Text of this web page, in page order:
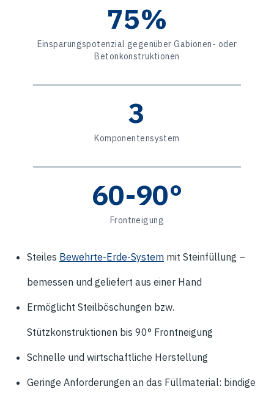
75%
Einsparungspotenzial gegenüber Gabionen- oder
Betonkonstruktionen
3
Komponentensystem
60-90°
Frontneigung
Steiles Bewehrte-Erde-System mit Steinfüllung –
bemessen und geliefert aus einer Hand
Ermöglicht Steilböschungen bzw.
Stützkonstruktionen bis 90° Frontneigung
Schnelle und wirtschaftliche Herstellung
Geringe Anforderungen an das Füllmaterial: bindige